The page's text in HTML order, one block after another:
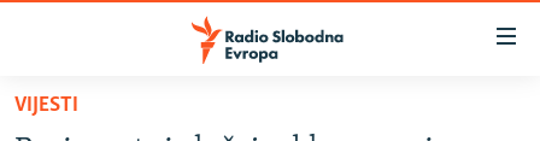
Pređite
VIJESTI